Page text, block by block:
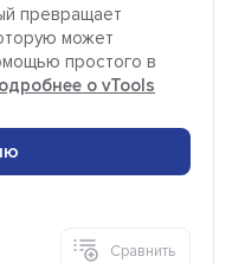
превращает
может
простого в
о vTools
Сравнить